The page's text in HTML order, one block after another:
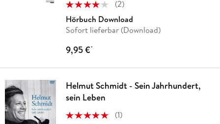
(2)
Hörbuch Download
Sofort lieferbar (Download)
9,95 €*
Helmut Schmidt - Sein Jahrhundert,
sein Leben
(1)